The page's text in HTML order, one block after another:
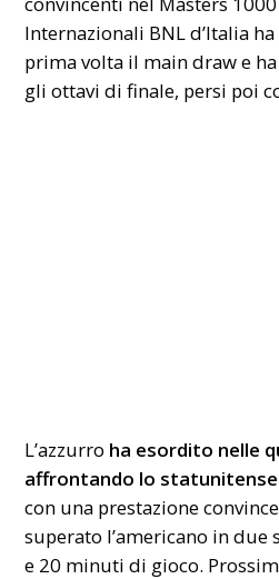
Internazionali BNL d’Italia
prima volta il main draw e
gli ottavi di finale, persi poi
L’azzurro ha esordito nelle
affrontando lo
con una prestazione
superato l’americano in due
e 20 minuti di gioco.